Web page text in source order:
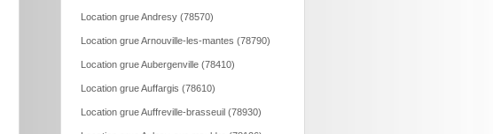
Location grue Andresy (78570)
Location grue Arnouville-les-mantes (78790)
Location grue Aubergenville (78410)
Location grue Auffargis (78610)
Location grue Auffreville-brasseuil (78930)